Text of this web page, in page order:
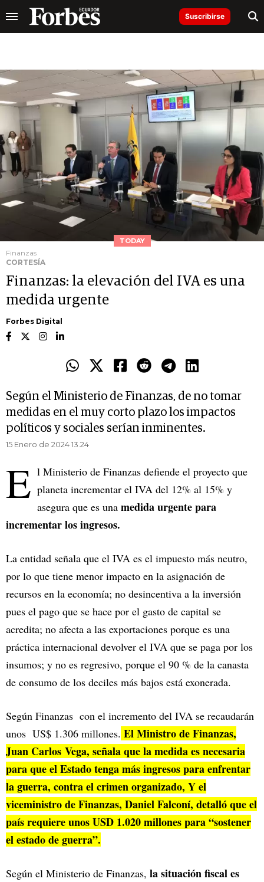
Suscribirse
TODAY
Finanzas
CORTESÍA
Finanzas: la elevación del IVA es una
medida urgente
Forbes Digital
Según el Ministerio de Finanzas, de no tomar
medidas en el muy corto plazo los impactos
políticos y sociales serían inminentes.
15 Enero de 2024 13.24
E l Ministerio de Finanzas defiende el proyecto que
planeta incrementar el IVA del 12% al 15% y
asegura que es una medida urgente para
incrementar los ingresos.
La entidad señala que el IVA es el impuesto más neutro,
por lo que tiene menor impacto en la asignación de
recursos en la economía; no desincentiva a la inversión
pues el pago que se hace por el gasto de capital se
acredita; no afecta a las exportaciones porque es una
práctica internacional devolver el IVA que se paga por los
insumos; y no es regresivo, porque el 90 % de la canasta
de consumo de los deciles más bajos está exonerada.
Según Finanzas con el incremento del IVA se recaudarán
unos US$ 1.306 millones. El Ministro de Finanzas,
Juan Carlos Vega, señala que la medida es necesaria
para que el Estado tenga más ingresos para enfrentar
la guerra, contra el crimen organizado, Y el
viceministro de Finanzas, Daniel Falconí, detalló que el
país requiere unos USD 1.020 millones para “sostener
el estado de guerra”.
Según el Ministerio de Finanzas, la situación fiscal es